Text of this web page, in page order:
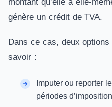
montant qu’elle a elle-
génère un crédit de TVA.
Dans ce cas, deux options
savoir :
Imputer ou reporter
périodes